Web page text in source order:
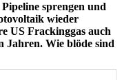
sprengen und
wieder
US Frackinggas auch
Jahren. Wie blöde sind